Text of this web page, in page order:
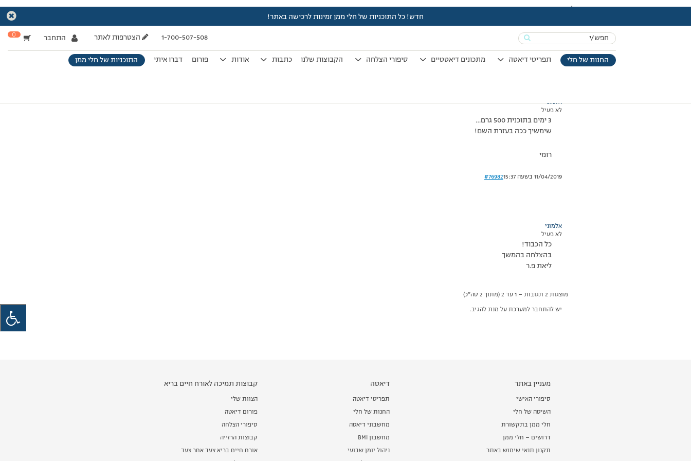
חדש! כל התוכניות של חלי ממן זמינות לרכישה באתר!
Search
for:
1-700-507-508 הצטרפות לאתר התחבר 0
החנות של חלי תפריטי דיאטה מתכונים דיאטטיים סיפורי הצלחה הקבוצות שלנו כתבות אודות פורום דברו איתי התוכניות של חלי ממן
עמוד הבית>דיונים>פורום>גמאני רציתי לשתף..
מוצגות 2 תגובות – 1 עד 2 (מתוך 2 סה״כ)
11/12/2008 בשעה 23:19
#76981
אלמוני
לא פעיל
3 ימים בתוכנית 500 גרם…
שימשיך ככה בעזרת השם!
רומי
11/04/2019 בשעה 15:37 #76982
אלמוני
לא פעיל
כל הכבוד!
בהצלחה בהמשך
ליאת פ.ר
מוצגות 2 תגובות – 1 עד 2 (מתוך 2 סה״כ)
יש להתחבר למערכת על מנת להגיב.
מעניין באתר
סיפורי האישי
השיטה של חלי
חלי ממן בתקשורת
דרושים – חלי ממן
תקנון תנאי שימוש באתר
דיאטה
תפריטי דיאטה
החנות של חלי
מחשבוני דיאטה
מחשבון BMI
ניהול יומן שבועי
קבוצות תמיכה לאורח חיים בריא
הצוות שלי
פורום דיאטה
סיפורי הצלחה
קבוצות הרזייה
אורח חיים בריא צעד אחר צעד